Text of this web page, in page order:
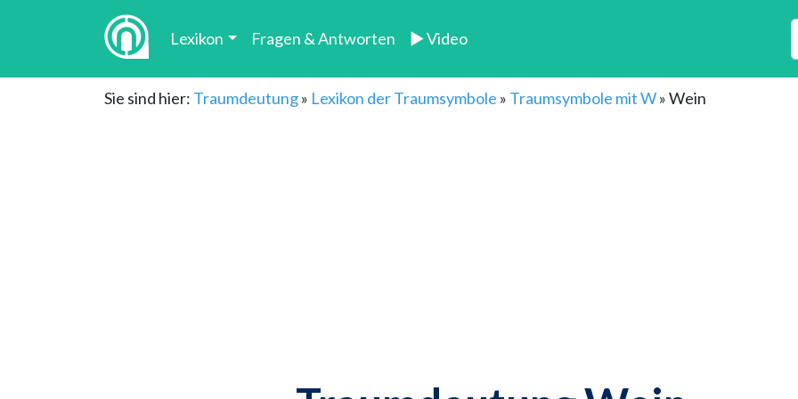
Lexikon Fragen & Antworten ► Video
Sie sind hier: Traumdeutung» Lexikon der Traumsymbole » Traumsymbole mit W»Wein